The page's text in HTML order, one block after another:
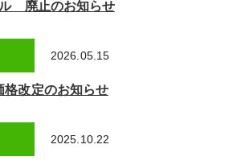
廃止のお知らせ
2026.05.15
格改定のお知らせ
2025.10.22